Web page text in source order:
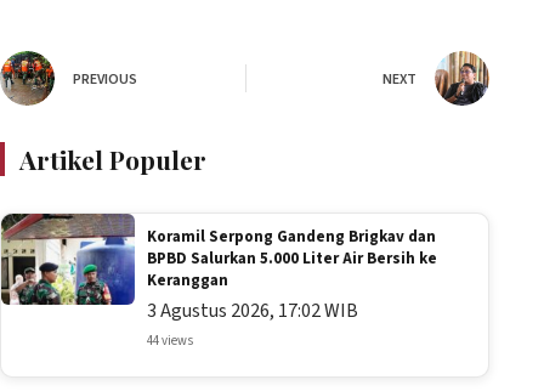
PREVIOUS NEXT
Artikel Populer
Koramil Serpong Gandeng Brigkav dan
BPBD Salurkan 5.000 Liter Air Bersih ke
Keranggan
3 Agustus 2026, 17:02 WIB
44 views